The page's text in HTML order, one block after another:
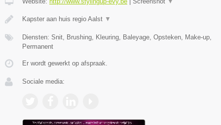
Kapster aan huis regio Aalst ▼
Diensten: Snit, Brushing, Kleuring, Baleyage, Opsteken, Make-up,
Permanent
Er wordt gewerkt op afspraak.
Sociale media: